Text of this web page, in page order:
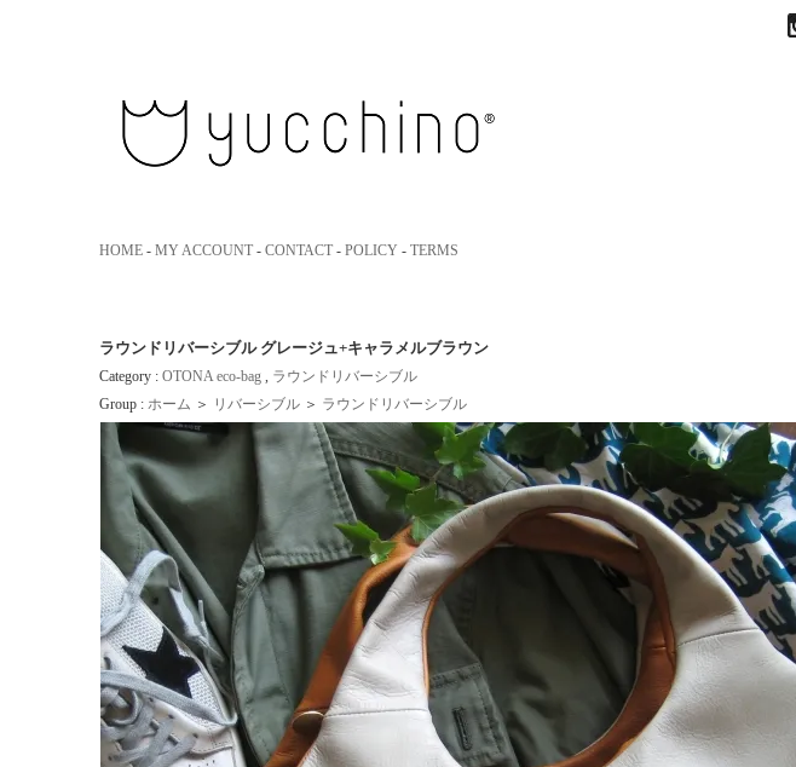
HOME - MY ACCOUNT - CONTACT - POLICY - TERMS
ラウンドリバーシブル グレージュ+キャラメルブラウン
Category : OTONA eco-bag , ラウンドリバーシブル
Group : ホーム ＞ リバーシブル ＞ ラウンドリバーシブル